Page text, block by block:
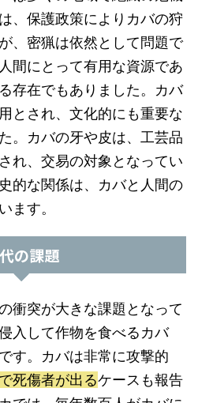
、保護政策によりカバの狩
、密猟は依然として問題で
間にとって有用な資源であ
存在でもありました。カバ
とされ、文化的にも重要な
。カバの牙や皮は、工芸品
れ、交易の対象となってい
的な関係は、カバと人間の
ます。
の課題
衝突が大きな課題となって
入して作物を食べるカバ
す。カバは非常に攻撃的
死傷者が出るケースも報告